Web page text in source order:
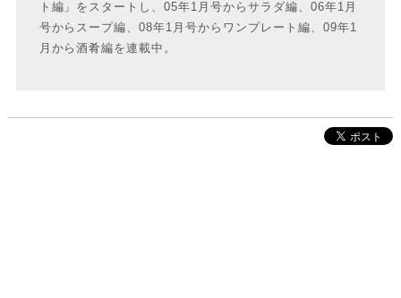
ト編」をスタートし、05年1月号からサラダ編、06年1月
号からスープ編、08年1月号からワンプレート編、09年1
月から酒肴編を連載中。